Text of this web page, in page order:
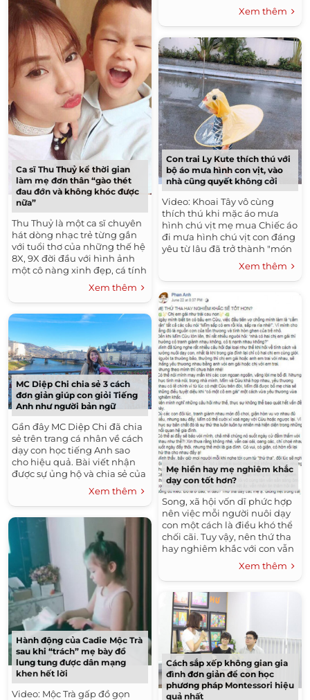
Ca sĩ Thu Thuỷ kể thời gian
làm mẹ đơn thân “gào thét
đau đớn và không khóc được
nữa”
Thu Thuỷ là một ca sĩ chuyên
hát dòng nhạc trẻ từng gắn
với tuổi thơ của những thế hệ
8X, 9X đời đầu với hình ảnh
một cô nàng xinh đẹp, cá tính
và tràn đầy sức sống. Tuy
Xem thêm
MC Diệp Chi chia sẻ 3 cách
đơn giản giúp con giỏi Tiếng
Anh như người bản ngữ
Gần đây MC Diệp Chi đã chia
sẻ trên trang cá nhân về cách
dạy con học tiếng Anh sao
cho hiệu quả. Bài viết nhận
được sự ủng hộ và chia sẻ của
hàng trăm các bà mẹ bỉm
Xem thêm
Hành động của Cadie Mộc Trà
sau khi “trách” mẹ bày đồ
lung tung được dân mạng
khen hết lời
Video: Mộc Trà gấp đồ gọn
có 150 nghìn con tự bán, 70
nghìn anh Mo trợ giúp...
Xem thêm
Con trai Ly Kute thích thú với
bộ áo mưa hình con vịt, vào
nhà cũng quyết không cởi
Video: Khoai Tây vô cùng
thích thú khi mặc áo mưa
hình chú vịt mẹ mua Chiếc áo
đi mưa hình chú vịt con đáng
yêu từ lâu đã trở thành "món
hàng hit" mà nhiều mẹ thích
mua cho con dùng. Chiếc...
Xem thêm
Mẹ hiền hay mẹ nghiêm khắc
dạy con tốt hơn?
Song, xã hội vốn dĩ phức hợp
nên việc mỗi người nuôi dạy
con một cách là điều khó thể
chối cãi. Tuy vậy, nên thứ tha
hay nghiêm khắc với con vẫn
luôn là điều các gia đình vẫn
Xem thêm
Cách sắp xếp không gian gia
đình đơn giản để con học
phương pháp Montessori hiệu
quả nhất